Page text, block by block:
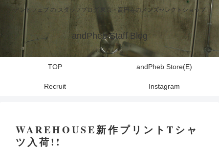
アンドフェブ の スタッフブログ 東京・高円寺のメンズセレクトショップ
andPheb Staff Blog
TOP andPheb Store(E)
Recruit Instagram
WAREHOUSE新作プリントTシャ
ツ入荷!!